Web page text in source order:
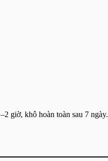
giờ, khô hoàn toàn sau 7 ngày.